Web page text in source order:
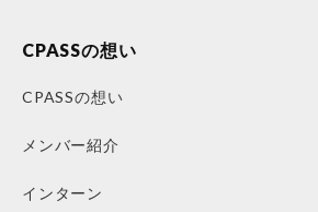
CPASSの想い
CPASSの想い
メンバー紹介
インターン